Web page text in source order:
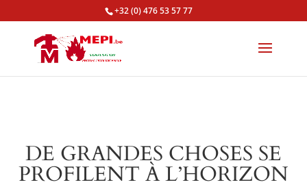
+32 (0) 476 53 57 77
DE GRANDES CHOSES SE
PROFILENT À L’HORIZON